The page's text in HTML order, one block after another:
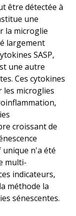
être détectée à
une
la microglie
largement
SASP,
une autre
Ces cytokines
microglies
croissant de
n'a été
multi-
indicateurs,
méthode la
sénescentes.